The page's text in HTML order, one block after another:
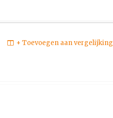
+ Toevoegen aan vergelijking